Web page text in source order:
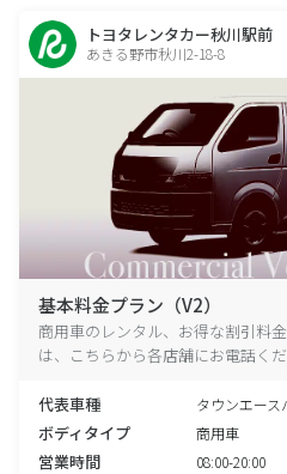
トヨタレンタカー秋川駅前
あきる野市秋川2-18-8
基本料金プラン（V2）
商用車のレンタル、お得な割引料
は、こちらから各店舗にお電話くだ
代表車種 タウンエース
ボディタイプ 商用車
営業時間 08:00-20:00